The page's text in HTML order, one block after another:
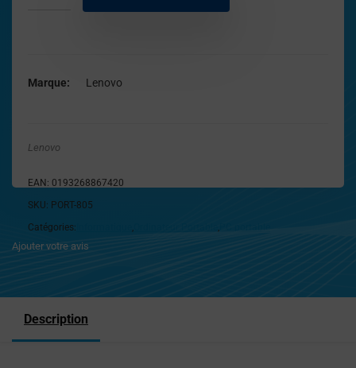
Marque Lenovo
Lenovo
EAN: 0193268867420
SKU: PORT-805
Catégories:
, ,
Ajouter votre avis
Description